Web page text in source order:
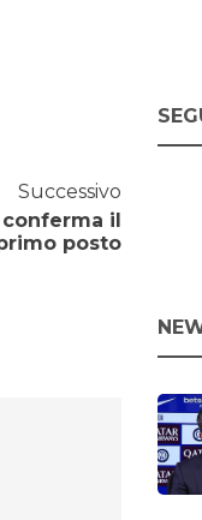
Successivo
il
posto